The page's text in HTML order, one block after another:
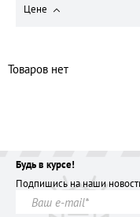
Цене
Товаров нет
Будь в курсе!
Подпишись на наши